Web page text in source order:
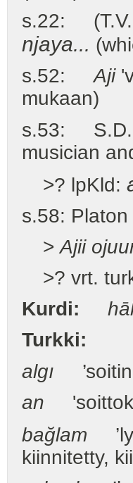
s.22: (T.V.
njaya...
s.52:Aji
mukaan)
s.53: S.D.
musician
>? lpKld:
s.58:
>Ajii
>? vrt.
Kurdi:
Turkki:
algı
an
bağlam
kiinnitetty,